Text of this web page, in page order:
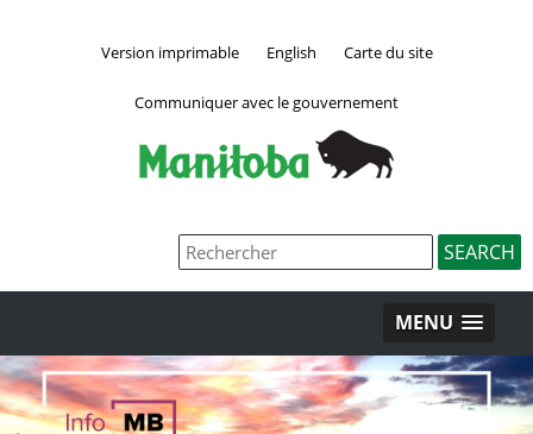
Version imprimable English Carte du site
Communiquer avec le gouvernement
MENU